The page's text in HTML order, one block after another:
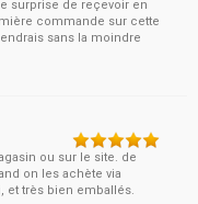
surprise de reçevoir en
commande sur cette
sans la moindre
ou sur le site. de
on les achète via
et très bien emballés.